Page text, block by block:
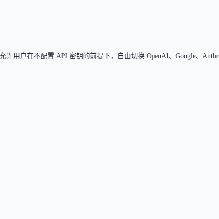
用户在不配置 API 密钥的前提下，自由切换 OpenAI、Google、